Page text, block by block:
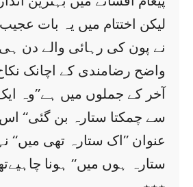
لیکن اختتام میں یہ بات
نے پون کی رہائی والے دن
واضح رضامندی کے اچانک
آخر کے جملوں میں ہے’’وہ
سے چمکتا ستارہ بن گئی‘‘
عنوان ’’اک ستارہ تھی میں‘‘
ستارہ ہوں میں‘‘ ہونا